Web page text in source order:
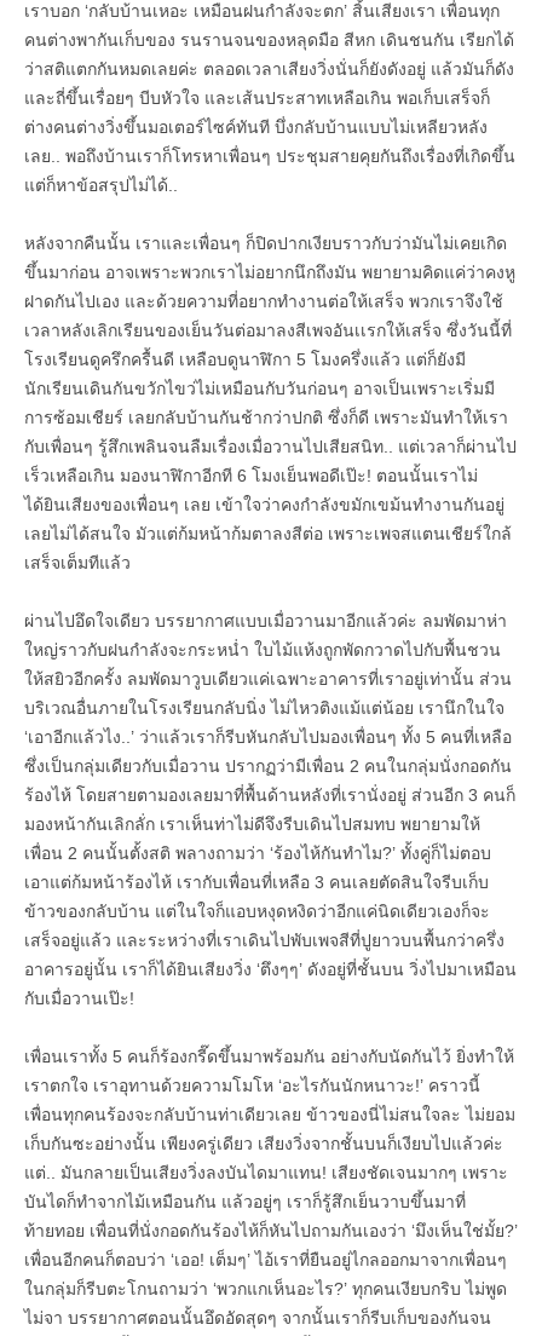
เราบอก ‘กลับบ้านเหอะ เหมือนฝนกำลังจะตก’ สิ้นเสียงเรา เพื่อนทุก
คนต่างพากันเก็บของ รนรานจนของหลุดมือ สีหก เดินชนกัน เรียกได้
ว่าสติแตกกันหมดเลยค่ะ ตลอดเวลาเสียงวิ่งนั่นก็ยังดังอยู่ แล้วมันก็ดัง
และถี่ขึ้นเรื่อยๆ บีบหัวใจ และเส้นประสาทเหลือเกิน พอเก็บเสร็จก็
ต่างคนต่างวิ่งขึ้นมอเตอร์ไซค์ทันที บึ่งกลับบ้านแบบไม่เหลียวหลัง
เลย.. พอถึงบ้านเราก็โทรหาเพื่อนๆ ประชุมสายคุยกันถึงเรื่องที่เกิดขึ้น
แต่ก็หาข้อสรุปไม่ได้..
หลังจากคืนนั้น เราและเพื่อนๆ ก็ปิดปากเงียบราวกับว่ามันไม่เคยเกิด
ขึ้นมาก่อน อาจเพราะพวกเราไม่อยากนึกถึงมัน พยายามคิดแค่ว่าคงหู
ฝาดกันไปเอง และด้วยความที่อยากทำงานต่อให้เสร็จ พวกเราจึงใช้
เวลาหลังเลิกเรียนของเย็นวันต่อมาลงสีเพจอันเเรกให้เสร็จ ซึ่งวันนี้ที่
โรงเรียนดูครึกครื้นดี เหลือบดูนาฬิกา 5 โมงครึ่งแล้ว แต่ก็ยังมี
นักเรียนเดินกันขวักไขว่ไม่เหมือนกับวันก่อนๆ อาจเป็นเพราะเริ่มมี
การซ้อมเชียร์ เลยกลับบ้านกันช้ากว่าปกติ ซึ่งก็ดี เพราะมันทำให้เรา
กับเพื่อนๆ รู้สึกเพลินจนลืมเรื่องเมื่อวานไปเสียสนิท.. แต่เวลาก็ผ่านไป
เร็วเหลือเกิน มองนาฬิกาอีกที 6 โมงเย็นพอดีเป๊ะ! ตอนนั้นเราไม่
ได้ยินเสียงของเพื่อนๆ เลย เข้าใจว่าคงกำลังขมักเขม้นทำงานกันอยู่
เลยไม่ได้สนใจ มัวแต่ก้มหน้าก้มตาลงสีต่อ เพราะเพจสแตนเชียร์ใกล้
เสร็จเต็มทีแล้ว
ผ่านไปอึดใจเดียว บรรยากาศแบบเมื่อวานมาอีกแล้วค่ะ ลมพัดมาห่า
ใหญ่ราวกับฝนกำลังจะกระหน่ำ ใบไม้แห้งถูกพัดกวาดไปกับพื้นชวน
ให้สยิวอีกครั้ง ลมพัดมาวูบเดียวแค่เฉพาะอาคารที่เราอยู่เท่านั้น ส่วน
บริเวณอื่นภายในโรงเรียนกลับนิ่ง ไม่ไหวติงแม้แต่น้อย เรานึกในใจ
‘เอาอีกแล้วไง..’ ว่าแล้วเราก็รีบหันกลับไปมองเพื่อนๆ ทั้ง 5 คนที่เหลือ
ซึ่งเป็นกลุ่มเดียวกับเมื่อวาน ปรากฏว่ามีเพื่อน 2 คนในกลุ่มนั่งกอดกัน
ร้องไห้ โดยสายตามองเลยมาที่พื้นด้านหลังที่เรานั่งอยู่ ส่วนอีก 3 คนก็
มองหน้ากันเลิกลั่ก เราเห็นท่าไม่ดีจึงรีบเดินไปสมทบ พยายามให้
เพื่อน 2 คนนั้นตั้งสติ พลางถามว่า ‘ร้องไห้กันทำไม?’ ทั้งคู่ก็ไม่ตอบ
เอาแต่ก้มหน้าร้องไห้ เรากับเพื่อนที่เหลือ 3 คนเลยตัดสินใจรีบเก็บ
ข้าวของกลับบ้าน แต่ในใจก็แอบหงุดหงิดว่าอีกแค่นิดเดียวเองก็จะ
เสร็จอยู่แล้ว และระหว่างที่เราเดินไปพับเพจสีที่ปูยาวบนพื้นกว่าครึ่ง
อาคารอยู่นั้น เราก็ได้ยินเสียงวิ่ง ‘ตึงๆๆ’ ดังอยู่ที่ชั้นบน วิ่งไปมาเหมือน
กับเมื่อวานเป๊ะ!
เพื่อนเราทั้ง 5 คนก็ร้องกรี๊ดขึ้นมาพร้อมกัน อย่างกับนัดกันไว้ ยิ่งทำให้
เราตกใจ เราอุทานด้วยความโมโห ‘อะไรกันนักหนาวะ!’ คราวนี้
เพื่อนทุกคนร้องจะกลับบ้านท่าเดียวเลย ข้าวของนี่ไม่สนใจละ ไม่ยอม
เก็บกันซะอย่างนั้น เพียงครู่เดียว เสียงวิ่งจากชั้นบนก็เงียบไปแล้วค่ะ
แต่.. มันกลายเป็นเสียงวิ่งลงบันไดมาแทน! เสียงชัดเจนมากๆ เพราะ
บันไดก็ทำจากไม้เหมือนกัน แล้วอยู่ๆ เราก็รู้สึกเย็นวาบขึ้นมาที่
ท้ายทอย เพื่อนที่นั่งกอดกันร้องไห้ก็หันไปถามกันเองว่า ‘มึงเห็นใช่มั้ย?’
เพื่อนอีกคนก็ตอบว่า ‘เออ! เต็มๆ’ ไอ้เราที่ยืนอยู่ไกลออกมาจากเพื่อนๆ
ในกลุ่มก็รีบตะโกนถามว่า ‘พวกแกเห็นอะไร​?’ ทุกคนเงียบกริบ ไม่พูด
ไม่จา บรรยากาศตอนนั้นอึดอัดสุดๆ จากนั้นเราก็รีบเก็บของกันจน